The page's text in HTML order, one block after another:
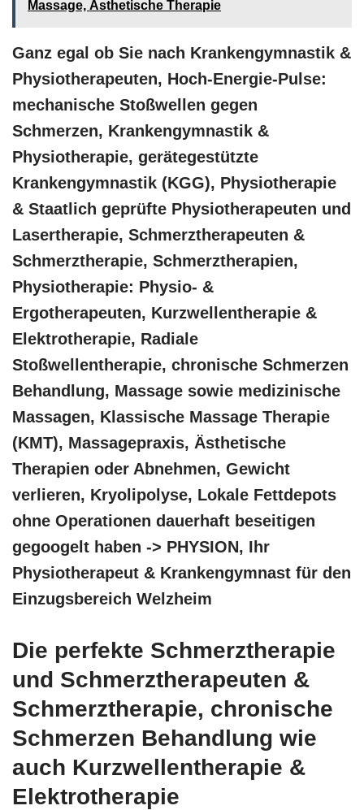
Massage, Ästhetische Therapie
Ganz egal ob Sie nach Krankengymnastik &
Physiotherapeuten, Hoch-Energie-Pulse:
mechanische Stoßwellen gegen
Schmerzen, Krankengymnastik &
Physiotherapie, gerätegestützte
Krankengymnastik (KGG), Physiotherapie
& Staatlich geprüfte Physiotherapeuten und
Lasertherapie, Schmerztherapeuten &
Schmerztherapie, Schmerztherapien,
Physiotherapie: Physio- &
Ergotherapeuten, Kurzwellentherapie &
Elektrotherapie, Radiale
Stoßwellentherapie, chronische Schmerzen
Behandlung, Massage sowie medizinische
Massagen, Klassische Massage Therapie
(KMT), Massagepraxis, Ästhetische
Therapien oder Abnehmen, Gewicht
verlieren, Kryolipolyse, Lokale Fettdepots
ohne Operationen dauerhaft beseitigen
gegoogelt haben -> PHYSION, Ihr
Physiotherapeut & Krankengymnast für den
Einzugsbereich Welzheim
Die perfekte Schmerztherapie
und Schmerztherapeuten &
Schmerztherapie, chronische
Schmerzen Behandlung wie
auch Kurzwellentherapie &
Elektrotherapie